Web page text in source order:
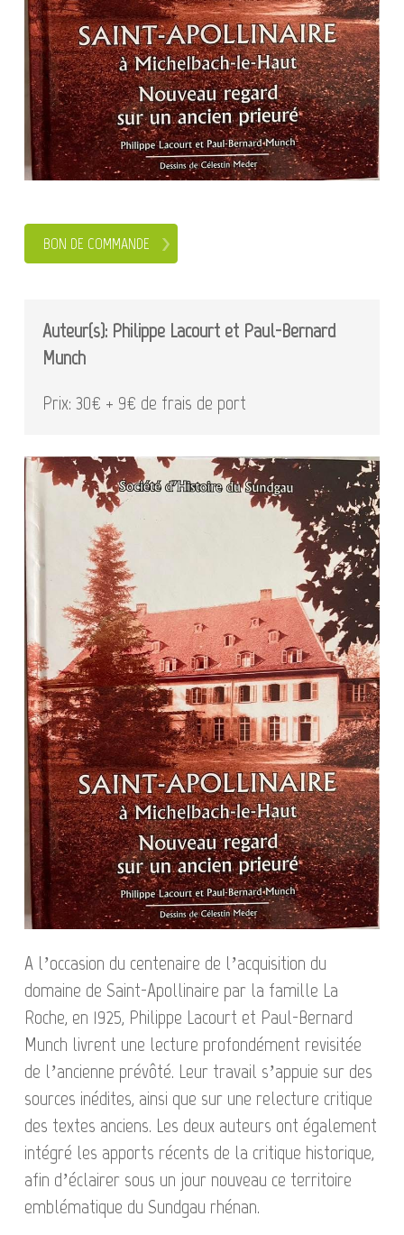
BON DE COMMANDE
Auteur(s): Philippe Lacourt et Paul-Bernard
Munch
Prix: 30€ + 9€ de frais de port
A l’occasion du centenaire de l’acquisition du
domaine de Saint-Apollinaire par la famille La
Roche, en 1925, Philippe Lacourt et Paul-Bernard
Munch livrent une lecture profondément revisitée
de l’ancienne prévôté. Leur travail s’appuie sur des
sources inédites, ainsi que sur une relecture critique
des textes anciens. Les deux auteurs ont également
intégré les apports récents de la critique historique,
afin d’éclairer sous un jour nouveau ce territoire
emblématique du Sundgau rhénan.